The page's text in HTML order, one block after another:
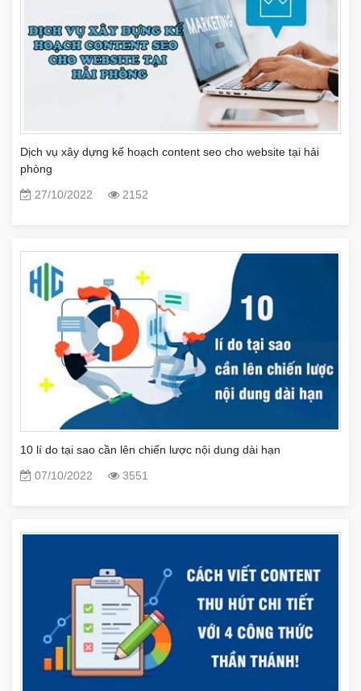
Dịch vụ xây dựng kế hoạch content seo cho website tại hải
phòng
27/10/2022
2152
10 lí do tại sao cần lên chiến lược nội dung dài hạn
07/10/2022
3551